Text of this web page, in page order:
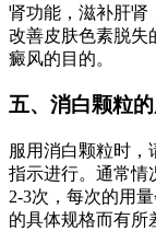
肾功能，滋补肝肾
改善皮肤色素脱失
癜风的目的。
五、消白颗粒
服用消白颗粒时，
指示进行。通常情
2-3次，每次的用
的具体规格而有所